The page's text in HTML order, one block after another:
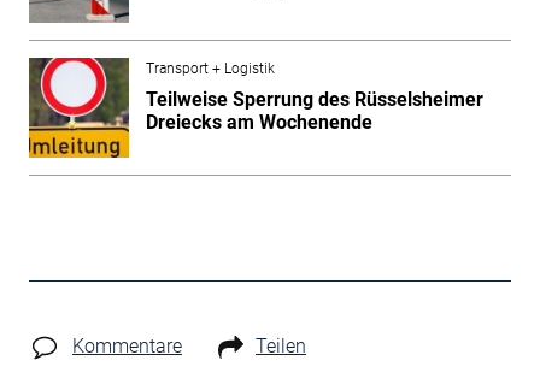
Transport + Logistik
Teilweise Sperrung des Rüsselsheimer
Dreiecks am Wochenende
Kommentare Teilen